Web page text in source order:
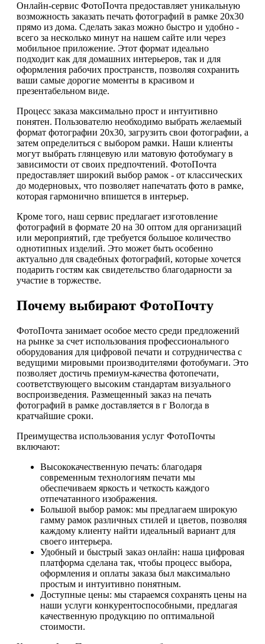
Онлайн-сервис ФотоПочта предоставляет уникальную
возможность заказать печать фотографий в рамке 20х30
прямо из дома. Сделать заказ можно быстро и удобно -
всего за несколько минут на нашем сайте или через
мобильное приложение. Этот формат идеально
подходит как для домашних интерьеров, так и для
оформления рабочих пространств, позволяя сохранить
ваши самые дорогие моменты в красивом и
презентабельном виде.
Процесс заказа максимально прост и интуитивно
понятен. Пользователю необходимо выбрать желаемый
формат фотографии 20х30, загрузить свои фотографии, а
затем определиться с выбором рамки. Наши клиенты
могут выбрать глянцевую или матовую фотобумагу в
зависимости от своих предпочтений. ФотоПочта
предоставляет широкий выбор рамок - от классических
до модерновых, что позволяет напечатать фото в рамке,
которая гармонично впишется в интерьер.
Кроме того, наш сервис предлагает изготовление
фотографий в формате 20 на 30 оптом для организаций
или мероприятий, где требуется большое количество
однотипных изделий. Это может быть особенно
актуально для свадебных фотографий, которые хочется
подарить гостям как свидетельство благодарности за
участие в торжестве.
Почему выбирают ФотоПочту
ФотоПочта занимает особое место среди предложений
на рынке за счет использования профессионального
оборудования для цифровой печати и сотрудничества с
ведущими мировыми производителями фотобумаги. Это
позволяет достичь премиум-качества фотопечати,
соответствующего высоким стандартам визуального
воспроизведения. Размещенный заказ на печать
фотографий в рамке доставляется в г Вологда в
кратчайшие сроки.
Преимущества использования услуг ФотоПочты
включают:
Высококачественную печать: благодаря
современным технологиям печати мы
обеспечиваем яркость и четкость каждого
отпечатанного изображения.
Большой выбор рамок: мы предлагаем широкую
гамму рамок различных стилей и цветов, позволяя
каждому клиенту найти идеальный вариант для
своего интерьера.
Удобный и быстрый заказ онлайн: наша цифровая
платформа сделана так, чтобы процесс выбора,
оформления и оплаты заказа был максимально
простым и интуитивно понятным.
Доступные цены: мы стараемся сохранять цены на
наши услуги конкурентоспособными, предлагая
качественную продукцию по оптимальной
стоимости.